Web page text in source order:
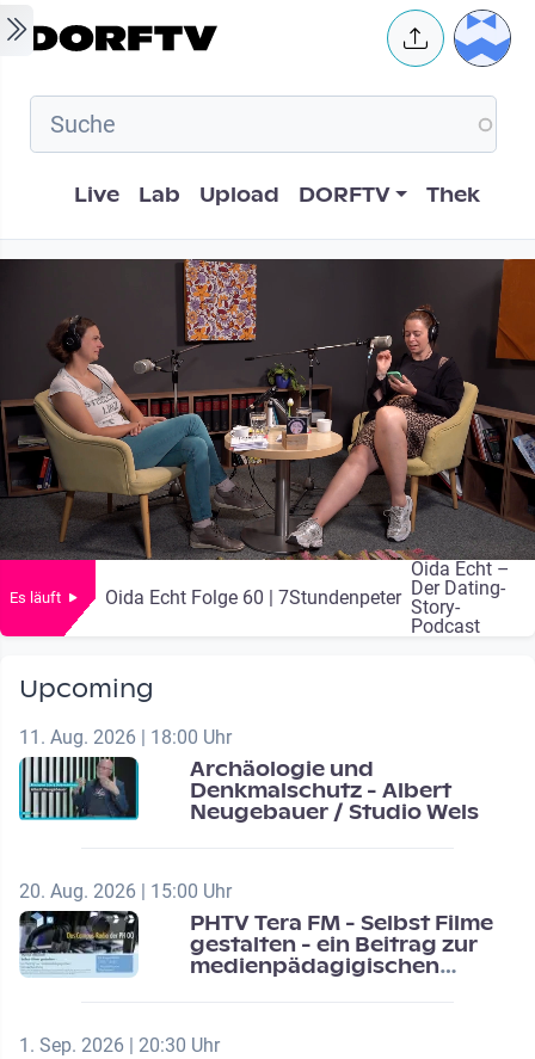
Skip to main content User
Hauptnavigation
Live Lab Upload DORFTV Thek
Es läuft Oida Echt Folge 60 | 7Stundenpeter
Oida Echt –
Der Dating-
Story-
Podcast
Upcoming
11. Aug. 2026 | 18:00 Uhr
Archäologie und
Denkmalschutz - Albert
Neugebauer / Studio Wels
20. Aug. 2026 | 15:00 Uhr
PHTV Tera FM - Selbst Filme
gestalten - ein Beitrag zur
medienpädagigischen
1. Sep. 2026 | 20:30 Uhr